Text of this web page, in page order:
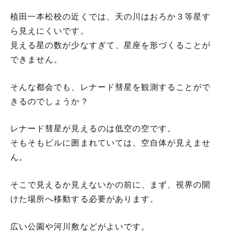
植田一本松校の近くでは、天の川はおろか３等星す
ら見えにくいです。
見える星の数が少なすぎて、星座を形づくることが
できません。
そんな都会でも、レナード彗星を観測することがで
きるのでしょうか？
レナード彗星が見えるのは低空の空です。
そもそもビルに囲まれていては、空自体が見えませ
ん。
そこで見えるか見えないかの前に、まず、視界の開
けた場所へ移動する必要があります。
広い公園や河川敷などがよいです。